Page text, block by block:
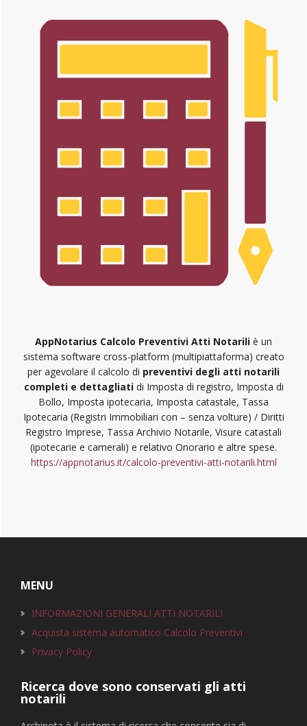
AppNotarius Calcolo Preventivi Atti Notarili è un
sistema software cross-platform (multipiattaforma) creato
per agevolare il calcolo di preventivi degli atti notarili
completi e dettagliatidi Imposta di registro, Imposta di
Bollo, Imposta ipotecaria, Imposta catastale, Tassa
Ipotecaria (Registri Immobiliari con – senza volture) / Diritti
Registro Imprese, Tassa Archivio Notarile, Visure catastali
(ipotecarie e camerali) e relativo Onorario e altre spese.
https://appnotarius.it/calcolo-preventivi-atti-notarili.html
MENU
INFORMAZIONI GENERALI ATTI NOTARILI
Acquista sistema automatico Calcolo Preventivi
Privacy Policy
Ricerca dove sono conservati gli atti
notarili